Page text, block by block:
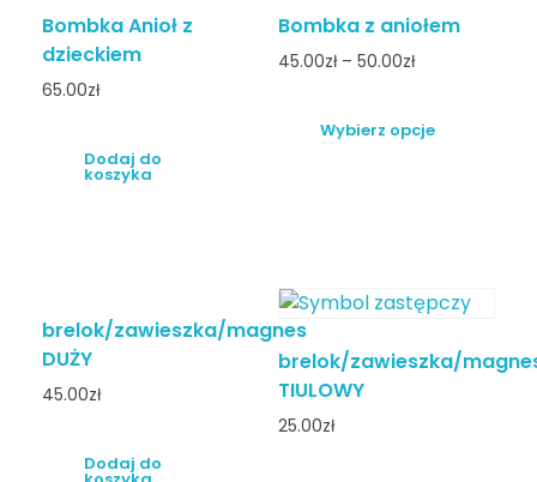
Bombka Anioł z
dzieckiem
65.00zł
Dodaj do
koszyka
Bombka z aniołem
45.00zł– 50.00zł
Wybierz opcje
brelok/zawieszka/magnes
DUŻY
45.00zł
Dodaj do
brelok/zawieszka/
TIULOWY
25.00zł